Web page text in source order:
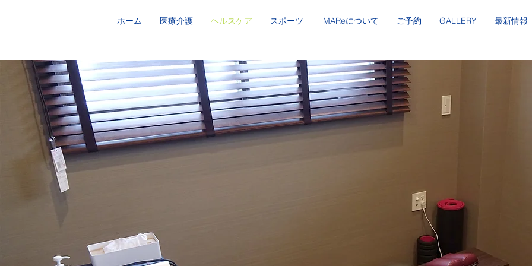
ホーム 医療介護 ヘルスケア スポーツ iMAReについて ご予約 GALLERY 最新情報